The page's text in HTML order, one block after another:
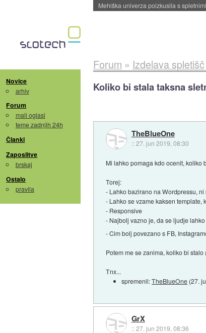
Evropska vesoljska agencija razvija
Novice
arhiv
Forum
mali oglasi
teme zadnjih 24h
Članki
Zaposlitve
brskaj
Ostalo
pravila
Forum » Izdelava spletišč
Koliko bi stala taksna
TheBlueOne
::27. jun 2019, 08:30
Mi lahko pomaga kdo ocenit, koliko
Torej:
- Lahko bazirano na Wordpressu, ni
- Lahko se vzame kaksen template,
- Responsive
- Najbolj vazno je, da se ljudje
- Cim bolj povezano s FB,
Potem me se zanima, koliko bi
Tnx...
spremenil:TheBlueOne (27.
GrX
::27. jun 2019, 08:36